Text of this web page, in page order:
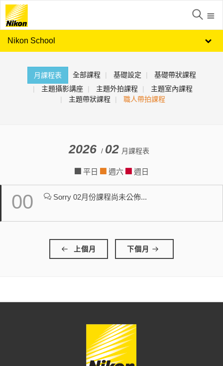
Nikon School
月課程表 全部課程 基礎設定
基礎帶狀課程
主題攝影講座
主題外拍課程
主題室內課程
主題帶狀課程
職人帶拍課程
2026 / 02 月課程表
平日 週六 週日
00 Sorry 02月份課程尚未公佈...
上個月 下個月